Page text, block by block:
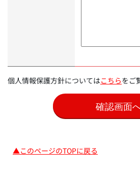
個人情報保護方針についてはこちらをご
▲このページのTOPに戻る